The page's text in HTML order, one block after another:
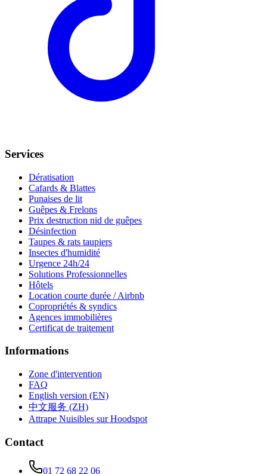
Services
Dératisation
Cafards & Blattes
Punaises de lit
Guêpes & Frelons
Prix destruction nid de guêpes
Désinfection
Taupes & rats taupiers
Insectes d'humidité
Urgence 24h/24
Solutions Professionnelles
Hôtels
Location courte durée / Airbnb
Copropriétés & syndics
Agences immobilières
Certificat de traitement
Informations
Zone d'intervention
FAQ
English version (EN)
中文服务 (ZH)
Attrape Nuisibles sur Hoodspot
Contact
01 72 68 22 06